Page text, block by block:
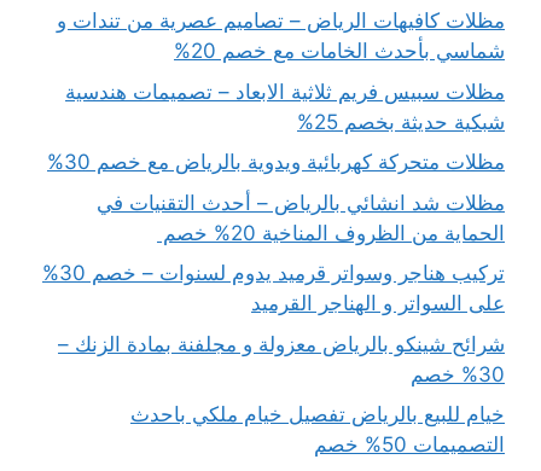
مظلات كافيهات الرياض – تصاميم عصرية من تندات و
شماسي بأحدث الخامات مع خصم 20%
مظلات سبيس فريم ثلاثية الابعاد – تصميمات هندسية
شبكية حديثة بخصم 25%
مظلات متحركة كهربائية ويدوية بالرياض مع خصم 30%
مظلات شد انشائي بالرياض – أحدث التقنيات في
الحماية من الظروف المناخية 20% خصم
تركيب هناجر وسواتر قرميد يدوم لسنوات – خصم 30%
على السواتر و الهناجر القرميد
شرائح شينكو بالرياض معزولة و مجلفنة بمادة الزنك –
30% خصم
خيام للبيع بالرياض تفصيل خيام ملكي باحدث
التصميمات 50% خصم